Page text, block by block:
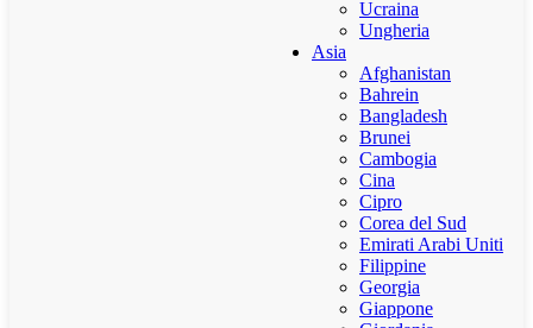
Ucraina
Ungheria
Asia
Afghanistan
Bahrein
Bangladesh
Brunei
Cambogia
Cina
Cipro
Corea del Sud
Emirati Arabi Uniti
Filippine
Georgia
Giappone